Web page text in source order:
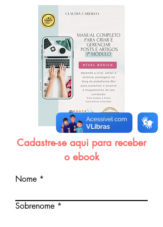
Cadastre-se aqui para receber
o ebook
Nome
Sobrenome